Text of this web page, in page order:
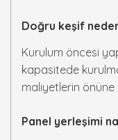
Doğru keşif
Kurulum öncesi
kapasitede
maliyetlerin önüne
Panel yerleşimi